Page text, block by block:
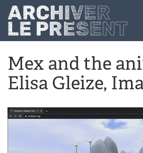
Aller au contenu principal
Mex and the
Elisa Gleize,